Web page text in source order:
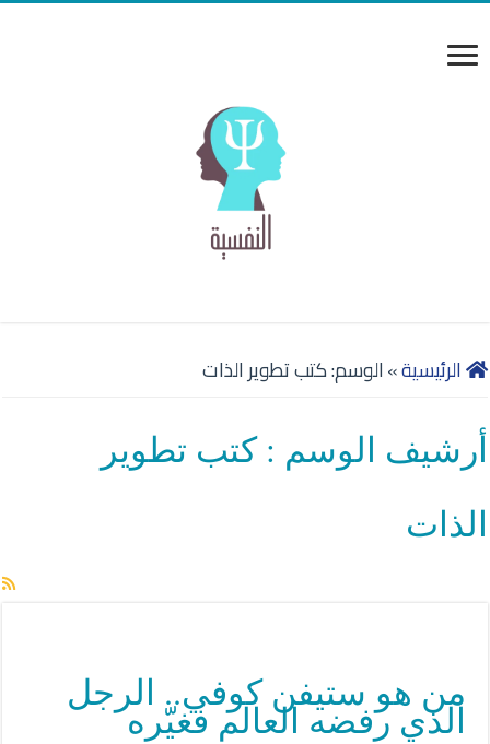
الرئيسية»الوسم:كتب تطوير الذات
أرشيف الوسم :كتب تطوير
الذات
من هو ستيفن كوفي.. الرجل
الذي رفضه العالم فغيّره